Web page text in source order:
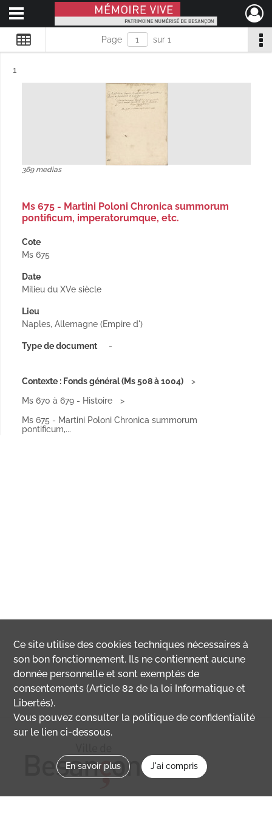
Mémoire Vive patrimoine numérisé de Besançon
Ouvrir le menu déroulant
Page sur 1
Résultat n°
1
369 medias
Ms 675 - Martini Poloni Chronica summorum
pontificum, imperatorumque, etc.
Cote
Ms 675
Date
Milieu du XVe siècle
Lieu
Naples, Allemagne (Empire d')
Type de document -
Contexte : Fonds général (Ms 508 à 1004)
Ms 670 à 679 - Histoire
Ms 675 - Martini Poloni Chronica summorum
pontificum,...
Ce site utilise descookies techniques nécessaires à
son bon fonctionnement. Ils ne contiennent aucune
donnée personnelle et sont exemptés de
consentements (Article 82 de la loi Informatique et
Libertés).
Vous pouvez consulter la politique de confidentialité
sur le lien ci-dessous.
En savoir plus J'ai compris